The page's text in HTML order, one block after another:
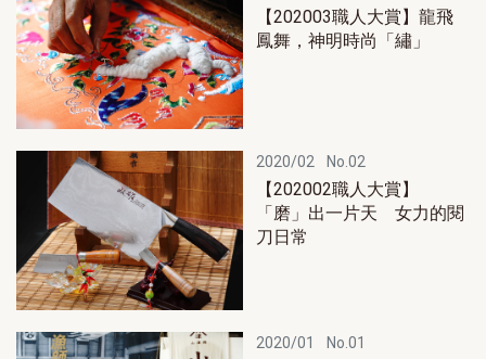
【202003職人大賞】龍飛
鳳舞，神明時尚「繡」
2020/02 No.02
【202002職人大賞】
「磨」出一片天 女力的閱
刀日常
2020/01 No.01